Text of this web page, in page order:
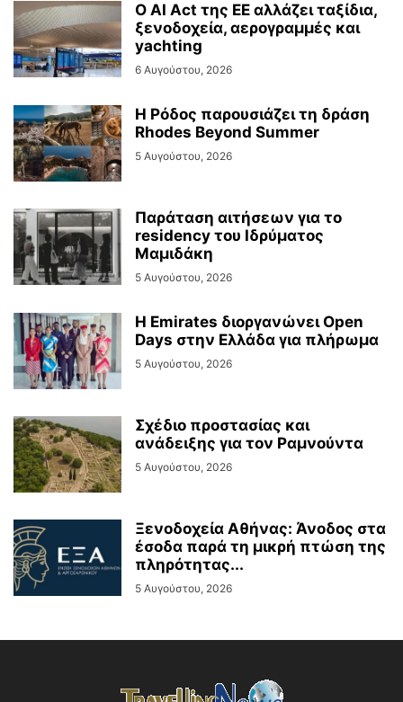
Ο AI Act της ΕΕ αλλάζει ταξίδια,
ξενοδοχεία, αερογραμμές και
yachting
6 Αυγούστου, 2026
Η Ρόδος παρουσιάζει τη δράση
Rhodes Beyond Summer
5 Αυγούστου, 2026
Παράταση αιτήσεων για το
residency του Ιδρύματος
Μαμιδάκη
5 Αυγούστου, 2026
Η Emirates διοργανώνει Open
Days στην Ελλάδα για πλήρωμα
5 Αυγούστου, 2026
Σχέδιο προστασίας και
ανάδειξης για τον Ραμνούντα
5 Αυγούστου, 2026
Ξενοδοχεία Αθήνας: Άνοδος στα
έσοδα παρά τη μικρή πτώση της
πληρότητας...
5 Αυγούστου, 2026